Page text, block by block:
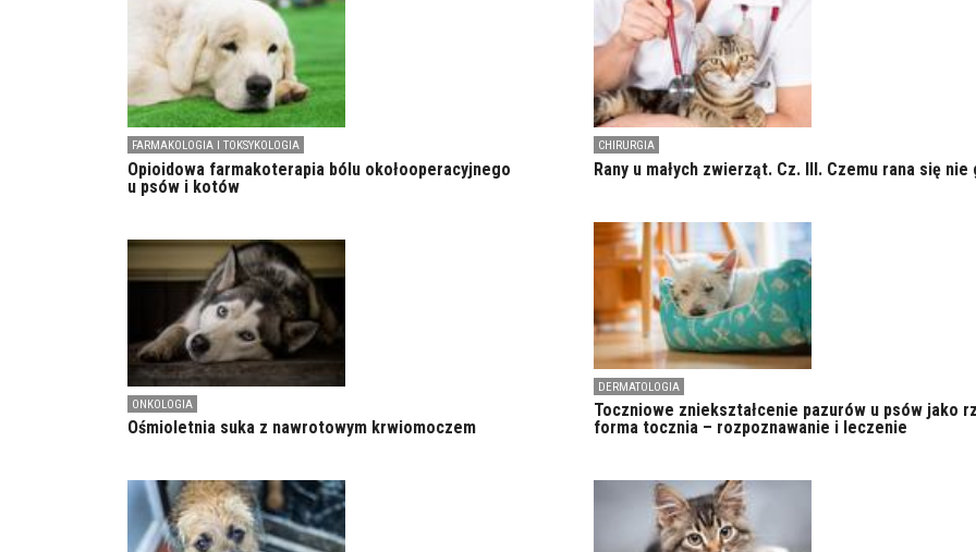
FARMAKOLOGIA I TOKSYKOLOGIA
Opioidowa farmakoterapia bólu okołooperacyjnego
u psów i kotów
ONKOLOGIA
Ośmioletnia suka z nawrotowym krwiomoczem
CHIRURGIA
Rany u małych zwierząt. Cz. III. Czemu rana się nie
DERMATOLOGIA
Toczniowe zniekształcenie pazurów u psów jako
forma tocznia – rozpoznawanie i leczenie